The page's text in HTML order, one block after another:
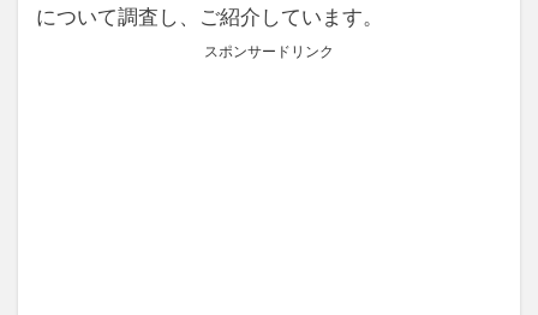
について調査し、ご紹介しています。
スポンサードリンク